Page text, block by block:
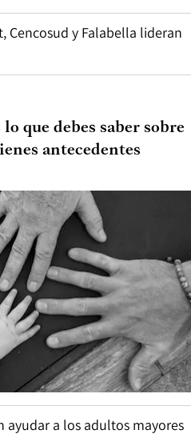
Cencosud y Falabella lideran
que debes saber sobre
antecedentes
ayudar a los adultos mayores